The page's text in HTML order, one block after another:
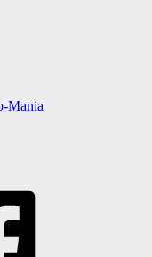
Mania